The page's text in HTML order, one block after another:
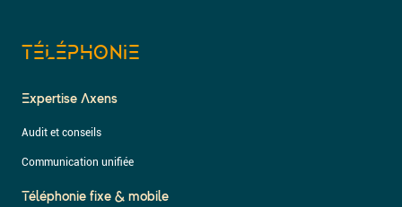
TÉLÉPHONIE
Expertise Axens
Audit et conseils
Communication unifiée
Téléphonie fixe & mobile